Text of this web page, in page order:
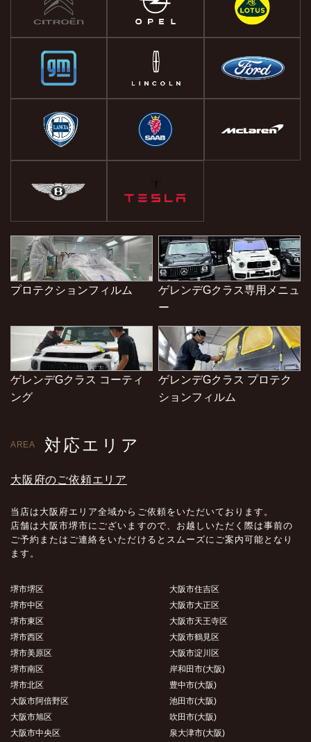
プロテクションフィルム
ゲレンデGクラス専用メニュ
ー
ゲレンデGクラス コーティ
ング
ゲレンデGクラス プロテク
ションフィルム
AREA 対応エリア
大阪府のご依頼エリア
当店は大阪府エリア全域からご依頼をいただいております。
店舗は大阪市堺市にございますので、お越しいただく際は事前の
ご予約またはご連絡をいただけるとスムーズにご案内可能となり
ます。
堺市堺区
堺市中区
堺市東区
堺市西区
堺市美原区
堺市南区
堺市北区
大阪市阿倍野区
大阪市旭区
大阪市中央区
大阪市住吉区
大阪市大正区
大阪市天王寺区
大阪市鶴見区
大阪市淀川区
岸和田市(大阪)
豊中市(大阪)
池田市(大阪)
吹田市(大阪)
泉大津市(大阪)